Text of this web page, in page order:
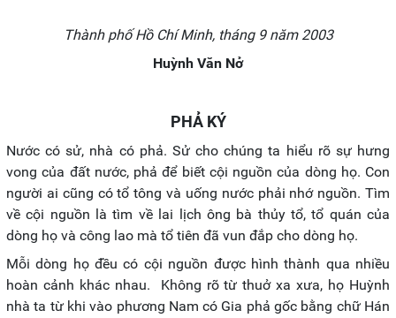
Thành phố Hồ Chí Minh, tháng 9 năm 2003
Huỳnh Văn Nở
PHẢ KÝ
Nước có sử, nhà có phả. Sử cho chúng ta hiểu rõ sự hưng
vong của đất nước, phả để biết cội nguồn của dòng họ. Con
người ai cũng có tổ tông và uống nước phải nhớ nguồn. Tìm
về cội nguồn là tìm về lai lịch ông bà thủy tổ, tổ quán của
dòng họ và công lao mà tổ tiên đã vun đắp cho dòng họ.
Mỗi dòng họ đều có cội nguồn được hình thành qua nhiều
hoàn cảnh khác nhau. Không rõ từ thuở xa xưa, họ Huỳnh
nhà ta từ khi vào phương Nam có Gia phả gốc bằng chữ Hán